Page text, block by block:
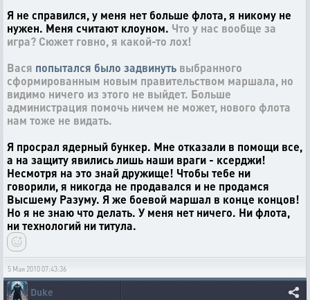
Я не справился, у меня нет больше флота, я никому не
нужен. Меня считают клоуном. Что у нас вообще за
игра? Сюжет говно, я какой-то лох!
Вася попытался было задвинуть выбранного
сформированным новым правительством маршала, но
видимо ничего из этого не выйдет. Больше
администрация помочь ничем не может, нового флота
нам тоже не видать.
Я просрал ядерный бункер. Мне отказали в помощи все,
а на защиту явились лишь наши враги - ксерджи!
Несмотря на это знай дружище! Чтобы тебе ни
говорили, я никогда не продавался и не продамся
Высшему Разуму. Я же боевой маршал в конце концов!
Но я не знаю что делать. У меня нет ничего. Ни флота,
ни технологий ни титула.
5 Мая 2010 07:43:36
Duke